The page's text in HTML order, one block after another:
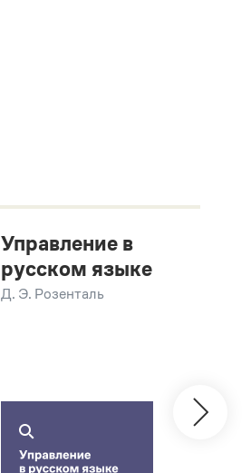
Управление в
русском языке
Д. Э. Розенталь